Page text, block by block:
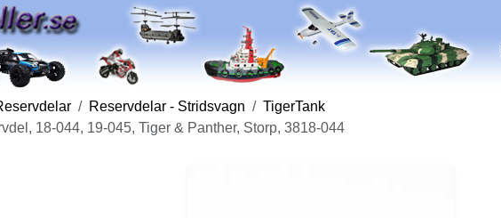
Reservdelar - Stridsvagn
TigerTank
18-044, 19-045, Tiger & Panther, Storp, 3818-044